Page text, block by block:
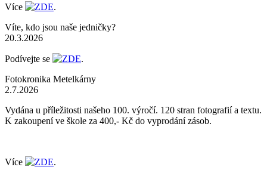
Více ZDE.
Víte, kdo jsou naše jedničky?
20.3.2026
Podívejte se ZDE.
Fotokronika Metelkárny
2.7.2026
Vydána u příležitosti našeho 100. výročí. 120 stran fotografií a textu.
K zakoupení ve škole za 400,- Kč do vyprodání zásob.
Více ZDE.